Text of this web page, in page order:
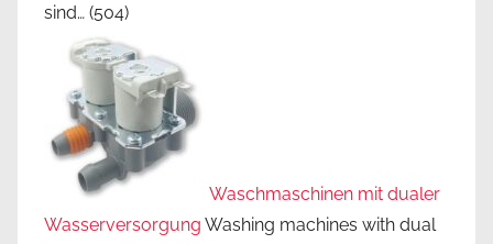
sind… (504)
Waschmaschinen mit dualer
Wasserversorgung Washing machines with dual